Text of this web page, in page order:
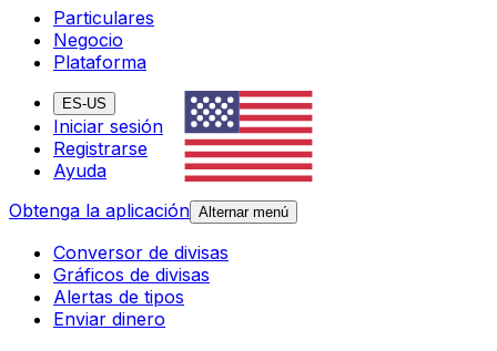
Particulares
Negocio
Plataforma
ES-US
Iniciar sesión
Registrarse
Ayuda
Obtenga la aplicación Alternar menú
Conversor de divisas
Gráficos de divisas
Alertas de tipos
Enviar dinero